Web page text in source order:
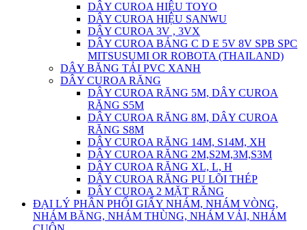
DÂY CUROA HIỆU TOYO
DÂY CUROA HIỆU SANWU
DÂY CUROA 3V , 3VX
DÂY CUROA BẢNG C D E 5V 8V SPB SPC
MITSUSUMI OR ROBOTA (THAILAND)
DÂY BĂNG TẢI PVC XANH
DÂY CUROA RĂNG
DÂY CUROA RĂNG 5M, DÂY CUROA
RĂNG S5M
DÂY CUROA RĂNG 8M, DÂY CUROA
RĂNG S8M
DÂY CUROA RĂNG 14M, S14M, XH
DÂY CUROA RĂNG 2M,S2M,3M,S3M
DÂY CUROA RĂNG XL, L, H
DÂY CUROA RĂNG PU LÕI THÉP
DÂY CUROA 2 MẶT RĂNG
ĐẠI LÝ PHÂN PHỐI GIẤY NHÁM, NHÁM VÒNG,
NHÁM BĂNG, NHÁM THÙNG, NHÁM VẢI, NHÁM